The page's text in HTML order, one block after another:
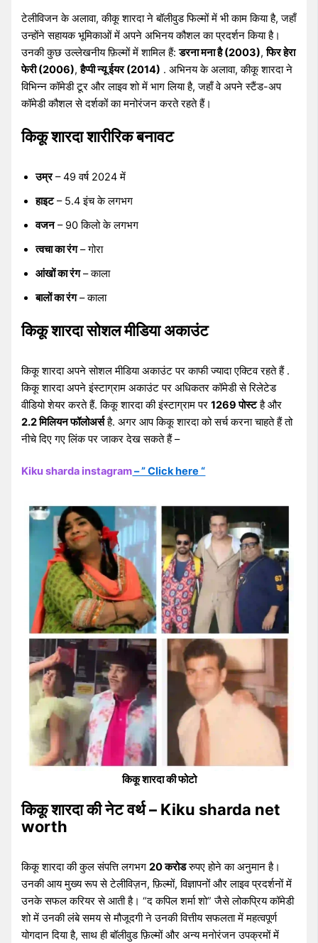
टेलीविजन के अलावा, कीकू शारदा ने बॉलीवुड फिल्मों में भी काम किया है, जहाँ
उन्होंने सहायक भूमिकाओं में अपने अभिनय कौशल का प्रदर्शन किया है।
उनकी कुछ उल्लेखनीय फ़िल्मों में शामिल हैं:डरना मना है (2003),फिर हेरा
फेरी (2006),हैप्पी न्यू ईयर (2014) . अभिनय के अलावा, कीकू शारदा ने
विभिन्न कॉमेडी टूर और लाइव शो में भाग लिया है, जहाँ वे अपने स्टैंड-अप
कॉमेडी कौशल से दर्शकों का मनोरंजन करते रहते हैं।
किकू शारदा शारीरिक बनावट
उम्र– 49 वर्ष 2024 में
हाइट– 5.4 इंच के लगभग
वजन– 90 किलो के लगभग
त्वचा का रंग– गोरा
आंखों का रंग– काला
बालों का रंग– काला
किकू शारदा सोशल मीडिया अकाउंट
किकू शारदा अपने सोशल मीडिया अकाउंट पर काफी ज्यादा एक्टिव रहते हैं .
किकू शारदा अपने इंस्टाग्राम अकाउंट पर अधिकतर कॉमेडी से रिलेटेड
वीडियो शेयर करते हैं. किकू शारदा की इंस्टाग्राम पर1269 पोस्टहै और
2.2 मिलियन फॉलोअर्सहै. अगर आप किकू शारदा को सर्च करना चाहते हैं तो
नीचे दिए गए लिंक पर जाकर देख सकते हैं –
Kiku sharda instagram– ” Click here “
किकू शारदा की फोटो
किकू शारदा की नेट वर्थ – Kiku sharda net
worth
किकू शारदा की कुल संपत्ति लगभग20 करोडरुपए होने का अनुमान है।
उनकी आय मुख्य रूप से टेलीविज़न, फ़िल्मों, विज्ञापनों और लाइव प्रदर्शनों में
उनके सफल करियर से आती है। “द कपिल शर्मा शो” जैसे लोकप्रिय कॉमेडी
शो में उनकी लंबे समय से मौजूदगी ने उनकी वित्तीय सफलता में महत्वपूर्ण
योगदान दिया है, साथ ही बॉलीवुड फ़िल्मों और अन्य मनोरंजन उपक्रमों में